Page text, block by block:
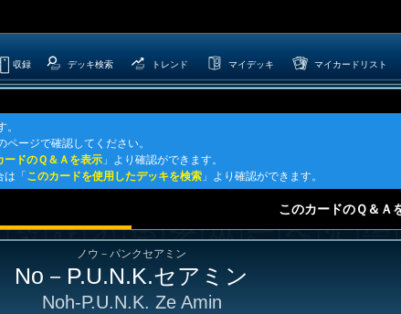
収録 デッキ検索 トレンド マイデッキ マイカードリスト
ページで確認してください。
ードのＱ＆Ａを表示 」より確認ができます。
「 このカードを使用したデッキを検索 」より確認ができます。
このカードのＱ＆Ａ
ノウ－パンクセアミン
No－P.U.N.K.セアミン
Noh-P.U.N.K. Ze Amin